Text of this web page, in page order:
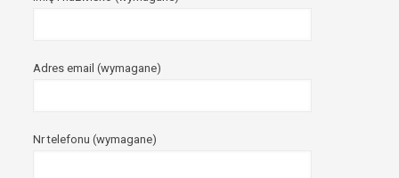
Adres email (wymagane)
Nr telefonu (wymagane)